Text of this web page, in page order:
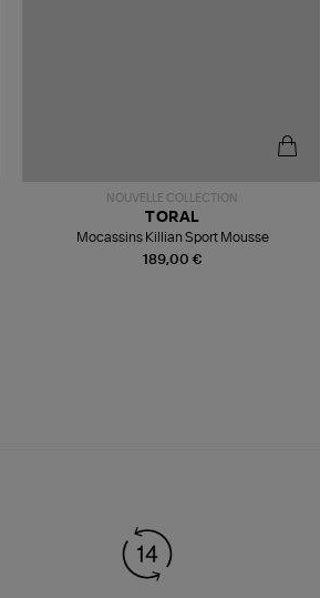
NOUVELLE COLLECTION
189,00 €
TORAL
Mocassins Killian Sport Mousse